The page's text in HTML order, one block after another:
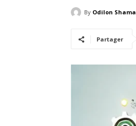
By Odilon Shama
Partager